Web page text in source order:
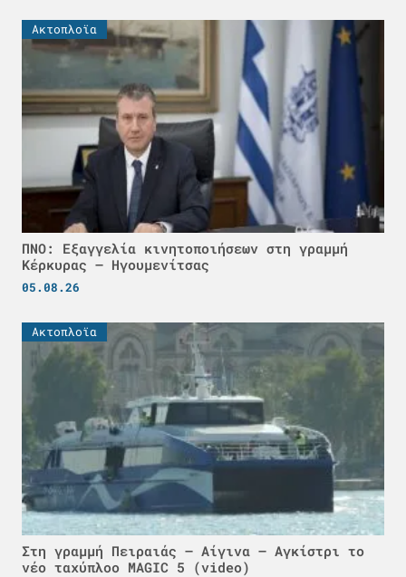
Ακτοπλοϊα
ΠΝΟ: Εξαγγελία κινητοποιήσεων στη γραμμή
Κέρκυρας – Ηγουμενίτσας
05.08.26
Ακτοπλοϊα
Στη γραμμή Πειραιάς – Αίγινα – Αγκίστρι το
νέο ταχύπλοο MAGIC 5 (video)